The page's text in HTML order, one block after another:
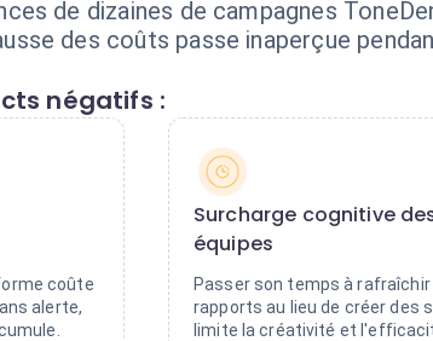
de dizaines de campagnes
des coûts passe inaperçue
négatifs :
coûte
alerte,
Surcharge cognitive
équipes
Passer son temps à rafraîchir
rapports au lieu de créer des
limite la créativité et